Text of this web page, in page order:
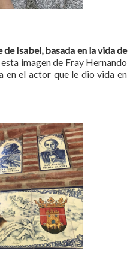
de Isabel, basada en la vida de
imagen de Fray Hernando
en el actor que le dio vida en